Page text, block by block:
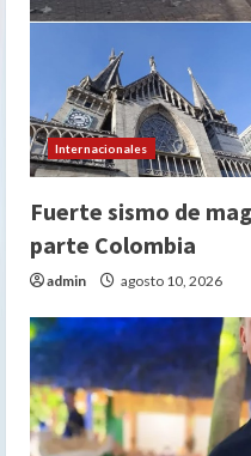
Internacionales
Fuerte sismo de
parte Colombia
admin agosto 10, 2026